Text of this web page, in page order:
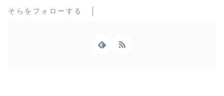
そらをフォローする